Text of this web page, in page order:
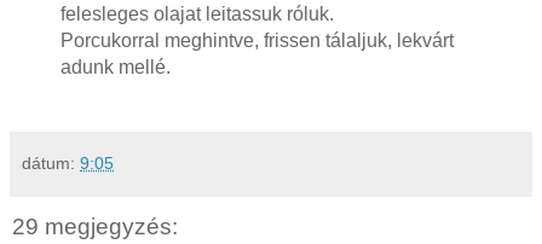
felesleges olajat leitassuk róluk.
Porcukorral meghintve, frissen tálaljuk, lekvárt
adunk mellé.
dátum: 9:05
29 megjegyzés: